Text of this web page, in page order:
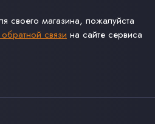
своего магазина, пожалуйста
связи на сайте сервиса